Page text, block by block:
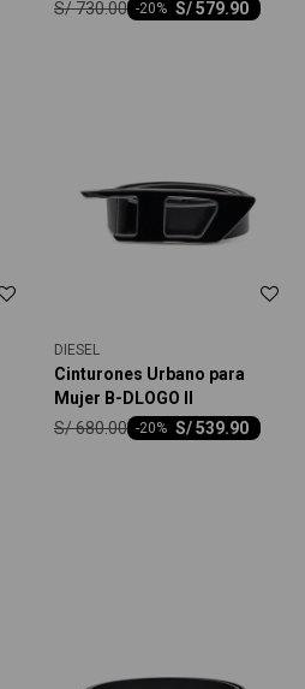
S/579.90
-20
S/730.00
DIESEL
Cinturones Urbano para
Mujer B-DLOGO II
S/539.90
-20
S/680.00